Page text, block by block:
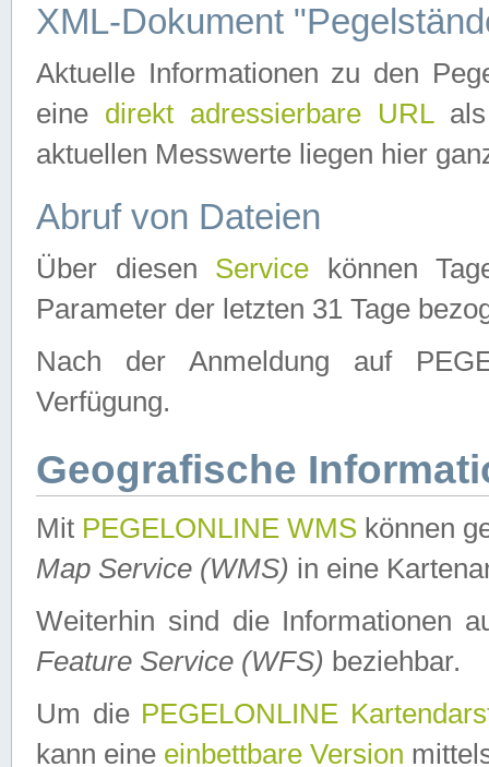
XML-Dokument
Aktuelle Informationen zu den
eine direkt adressierbare URLals
aktuellen Messwerte liegen hier
Abruf von Dateien
Über diesen Service können
Parameter der letzten 31 Tage
Nach der Anmeldung auf
Verfügung.
Geografische
Mit PEGELONLINE WMS können
Map Service (WMS) in eine
Weiterhin sind die Informationen
Feature Service (WFS) beziehbar.
Um die PEGELONLINE
kann eine einbettbare Version